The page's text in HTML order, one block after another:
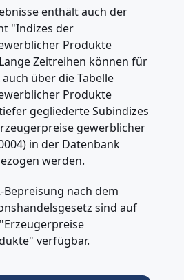
enthält auch der
"Indizes der
Produkte
Zeitreihen können für
über die Tabelle
Produkte
gegliederte Subindizes
gewerblicher
in der Datenbank
werden.
Bepreisung nach dem
sind auf
verfügbar.